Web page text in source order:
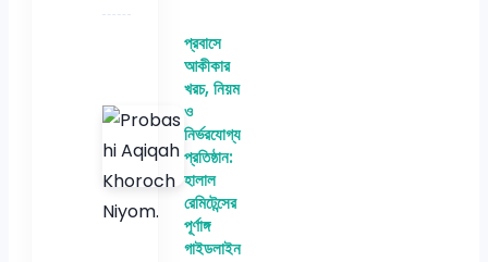
প্রবাসে
আকীকার
খরচ, নিয়ম
ও
নির্ভরযোগ্য
প্রতিষ্ঠান:
হালাল
রেমিটেন্সের
পূর্ণাঙ্গ
গাইডলাইন